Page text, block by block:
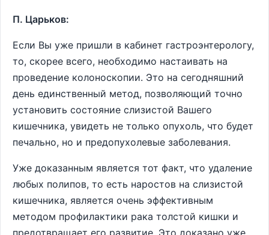
П. Царьков:
Если Вы уже пришли в кабинет гастроэнтерологу,
то, скорее всего, необходимо настаивать на
проведение колоноскопии. Это на сегодняшний
день единственный метод, позволяющий точно
установить состояние слизистой Вашего
кишечника, увидеть не только опухоль, что будет
печально, но и предопухолевые заболевания.
Уже доказанным является тот факт, что удаление
любых полипов, то есть наростов на слизистой
кишечника, является очень эффективным
методом профилактики рака толстой кишки и
предотвращает его развитие. Это доказано уже